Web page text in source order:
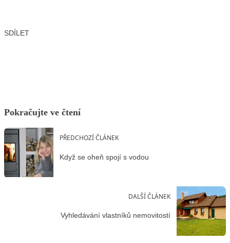
SDÍLET
Pokračujte ve čtení
PŘEDCHOZÍ ČLÁNEK
Když se oheň spojí s vodou
DALŠÍ ČLÁNEK
Vyhledávání vlastníků nemovitostí